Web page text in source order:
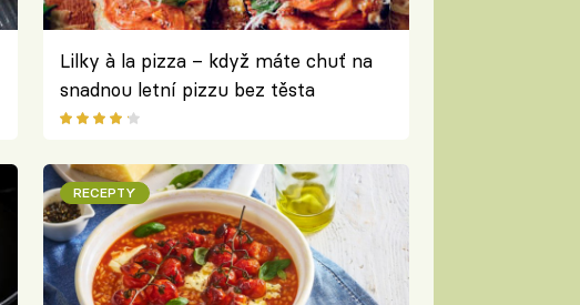
Lilky à la pizza – když máte chuť na
snadnou letní pizzu bez těsta
RECEPTY